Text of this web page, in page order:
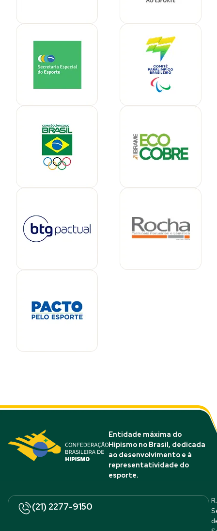
Entidade máxima do
Hipismo no Brasil, dedicada
ao desenvolvimento e à
representatividade do
esporte.
(21) 2277-9150
R.